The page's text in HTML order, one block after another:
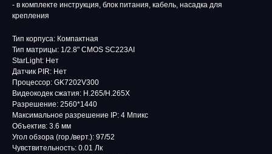
- в комплекте инструкция, блок питания, кабель, насадка для
крепления
Тип корпуса: Компактная
Тип матрицы: 1/2.8" CMOS SC223AI
StarLight: Нет
Датчик PIR: Нет
Процессор: GK7202V300
Видеокодек сжатия: H.265/H.265X
Разрешение: 2560*1440
Максимальное разрешение IP: 4 Мпикс
Объектив: 3.6 мм
Угол обзора (гор./верт.): 97/52
Чувствительность: 0.01 Лк